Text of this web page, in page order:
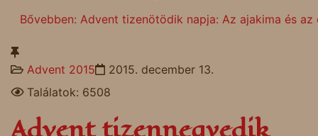
Bővebben: Advent tizenötödik napja: Az ajakima és az
Advent 2015
2015. december 13.
Találatok: 6508